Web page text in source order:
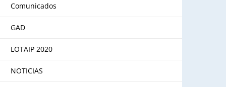
Comunicados
GAD
LOTAIP 2020
NOTICIAS